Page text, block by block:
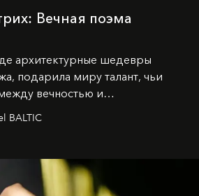
Вечная поэма
архитектурные шедевры
подарила миру талант, чьи
вечностью и
BALTIC